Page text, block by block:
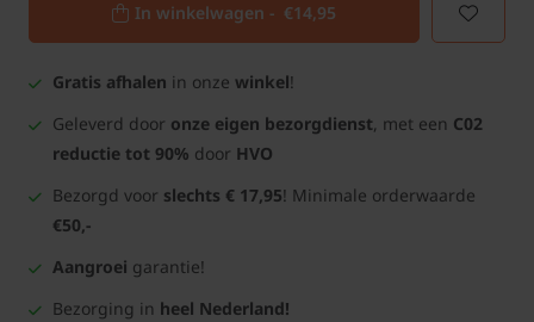
In winkelwagen - €14,95
Gratis afhalen in onze winkel!
Geleverd door onze eigen bezorgdienst, met een C02
reductie tot 90% door HVO
Bezorgd voor slechts € 17,95! Minimale orderwaarde
€50,-
Aangroei garantie!
Bezorging in heel Nederland!